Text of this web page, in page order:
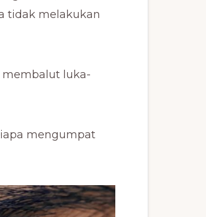
tidak melakukan
membalut luka-
mengumpat